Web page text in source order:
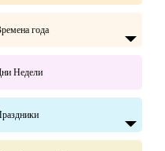
года
Недели